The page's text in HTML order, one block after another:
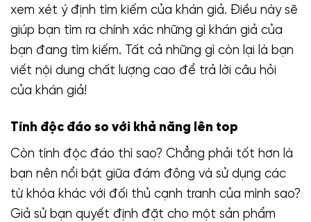
xem xét ý định tìm kiếm của khán giả. Điều này sẽ
giúp bạn tìm ra chính xác những gì khán giả của
bạn đang tìm kiếm. Tất cả những gì còn lại là bạn
viết nội dung chất lượng cao để trả lời câu hỏi
của khán giả!
Tính độc đáo so với khả năng lên top
Còn tính độc đáo thì sao? Chẳng phải tốt hơn là
bạn nên nổi bật giữa đám đông và sử dụng các
từ khóa khác với đối thủ cạnh tranh của mình sao?
Giả sử bạn quyết định đặt cho một sản phẩm